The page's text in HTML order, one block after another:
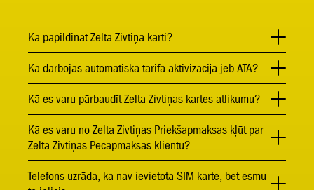
Kā papildināt Zelta Zivtiņa karti?
Kā darbojas automātiskā tarifa aktivizācija jeb ATA?
Kā es varu pārbaudīt Zelta Zivtiņas kartes atlikumu?
Kā es varu no Zelta Zivtiņas Priekšapmaksas kļūt par
Zelta Zivtiņas Pēcapmaksas klientu?
Telefons uzrāda, ka nav ievietota SIM karte, bet esmu